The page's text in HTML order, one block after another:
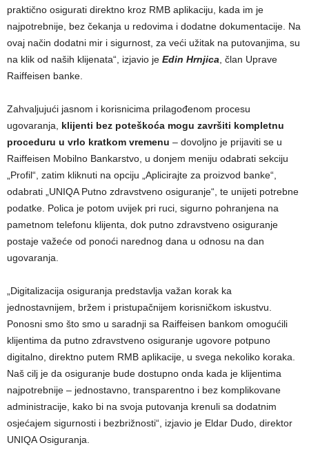
praktično osigurati direktno kroz RMB aplikaciju, kada im je
najpotrebnije, bez čekanja u redovima i dodatne dokumentacije. Na
ovaj način dodatni mir i sigurnost, za veći užitak na putovanjima, su
na klik od naših klijenata“, izjavio je Edin Hrnjica , član Uprave
Raiffeisen banke.
Zahvaljujući jasnom i korisnicima prilagođenom procesu
ugovaranja, klijenti bez poteškoća mogu završiti kompletnu
proceduru u vrlo kratkom vremenu – dovoljno je prijaviti se u
Raiffeisen Mobilno Bankarstvo, u donjem meniju odabrati sekciju
„Profil“, zatim kliknuti na opciju „Aplicirajte za proizvod banke“,
odabrati „UNIQA Putno zdravstveno osiguranje“, te unijeti potrebne
podatke. Polica je potom uvijek pri ruci, sigurno pohranjena na
pametnom telefonu klijenta, dok putno zdravstveno osiguranje
postaje važeće od ponoći narednog dana u odnosu na dan
ugovaranja.
„Digitalizacija osiguranja predstavlja važan korak ka
jednostavnijem, bržem i pristupačnijem korisničkom iskustvu.
Ponosni smo što smo u saradnji sa Raiffeisen bankom omogućili
klijentima da putno zdravstveno osiguranje ugovore potpuno
digitalno, direktno putem RMB aplikacije, u svega nekoliko koraka.
Naš cilj je da osiguranje bude dostupno onda kada je klijentima
najpotrebnije – jednostavno, transparentno i bez komplikovane
administracije, kako bi na svoja putovanja krenuli sa dodatnim
osjećajem sigurnosti i bezbrižnosti“, izjavio je Eldar Dudo, direktor
UNIQA Osiguranja.